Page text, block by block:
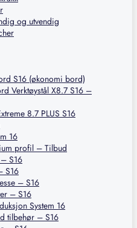
og utvendig
S16 (økonomi bord)
Verktøystål X8.7 S16 –
8.7 PLUS S16
16
profil – Tilbud
S16
S16
– S16
– S16
System 16
tilbehør – S16